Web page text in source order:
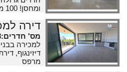
ומחסן! 100 מ"ר פל
דירה
מס' חדרים:3 מחיר:5700000
למכירה בבניין
מרפס